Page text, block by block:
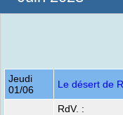
Jeudi
01/06
Le désert de
RdV. :